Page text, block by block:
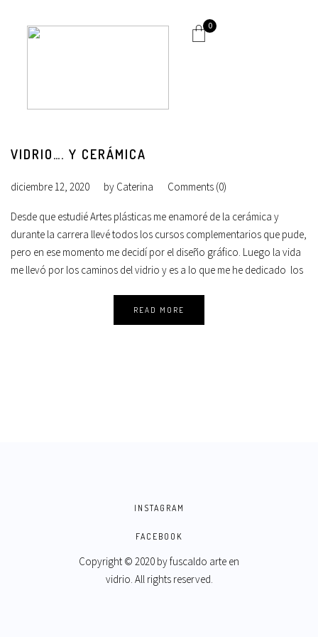
0
VIDRIO…. Y CERÁMICA
diciembre 12, 2020 by Caterina Comments (0)
Desde que estudié Artes plásticas me enamoré de la cerámica y
durante la carrera llevé todos los cursos complementarios que pude,
pero en ese momento me decidí por el diseño gráfico. Luego la vida
me llevó por los caminos del vidrio y es a lo que me he dedicado los
READ MORE
INSTAGRAM
FACEBOOK
Copyright © 2020 byfuscaldo arte en
vidrio. All rights reserved.